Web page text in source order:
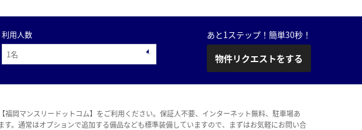
利用人数 あと1ステップ！簡単30秒！
物件リクエストをする
岡マンスリードットコム】をご利用ください。保証人不要、インターネット無料、駐車場あ
。通常はオプションで追加する備品なども標準装備していますので、まずはお気軽にお問い合